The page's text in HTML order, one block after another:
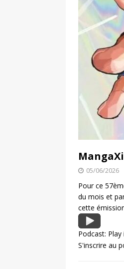
05/06/2026
Pour ce
du mois et
cette
Podcast:
S'inscrire au